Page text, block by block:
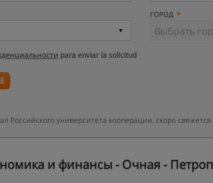
ГОРОД
para enviar la solicitud
Российского университета кооперации, скоро
и финансы - Очная -